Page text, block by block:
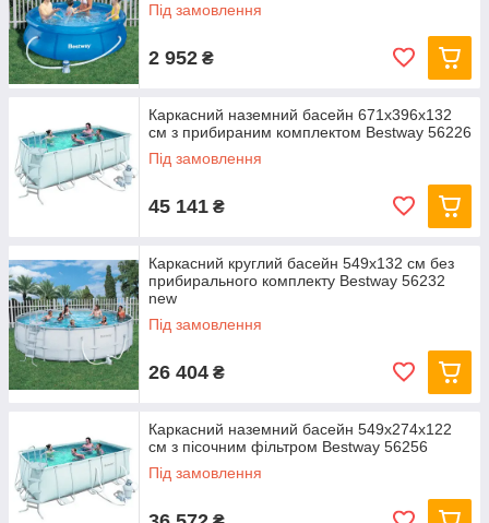
Під замовлення
2 952 ₴
Каркасний наземний басейн 671x396x132
см з прибираним комплектом Bestway 56226
Під замовлення
45 141 ₴
Каркасний круглий басейн 549x132 см без
прибирального комплекту Bestway 56232
new
Під замовлення
26 404 ₴
Каркасний наземний басейн 549x274x122
см з пісочним фільтром Bestway 56256
Під замовлення